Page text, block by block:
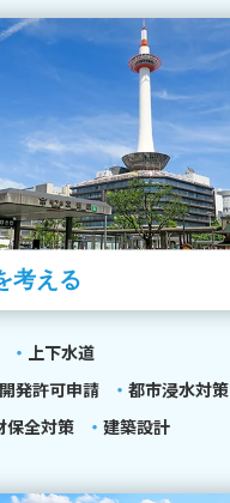
考える
上下水道
発許可申請
都市浸水対策
保全対策
建築設計